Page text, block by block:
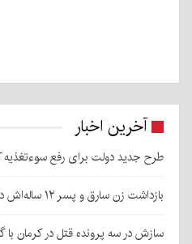
آخرین اخبار
طرح جدید دولت برای رفع سوءتغذیه
بازداشت زن سارق و پسر ۱۲ ساله‌اش در کرمان
سازش در سه پرونده قتل در کرمان با